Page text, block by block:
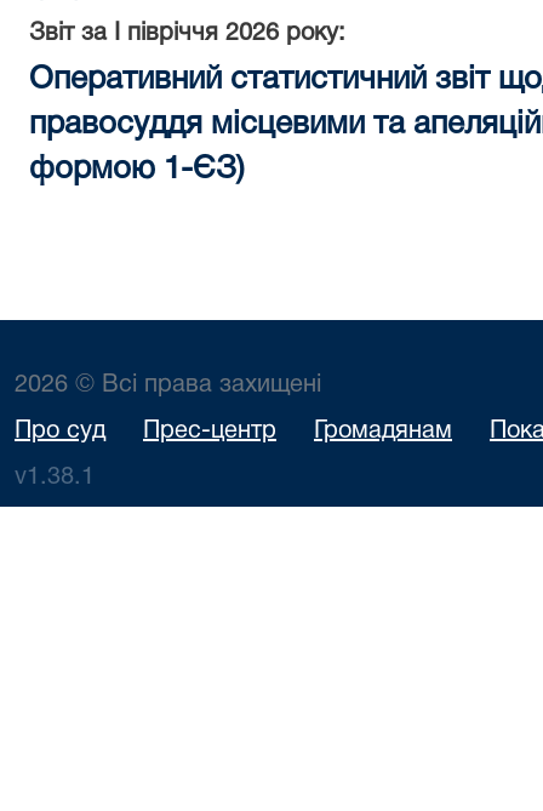
Звіт за I півріччя 2026 року:
Оперативний статистичний звіт
правосуддя місцевими та
формою 1-ЄЗ)
2026 © Всі права захищені
Про суд Прес-центр Громадянам
v1.38.1